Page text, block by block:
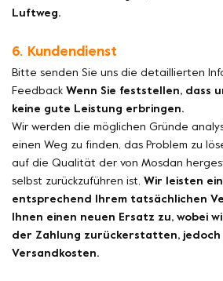
Luftweg.
6. Kundendienst
Bitte senden Sie uns die detaillierten
Feedback Wenn Sie feststellen, dass
keine gute Leistung erbringen.
Wir werden die möglichen Gründe
einen Weg zu finden, das Problem zu
auf die Qualität der von Mosdan
selbst zurückzuführen ist, Wir leisten
entsprechend Ihrem tatsächlichen
Ihnen einen neuen Ersatz zu, wobei
der Zahlung zurückerstatten, jedoch
Versandkosten.